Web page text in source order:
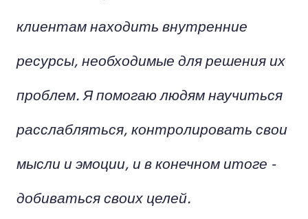
клиентам находить внутренние
ресурсы, необходимые для решения их
проблем. Я помогаю людям научиться
расслабляться, контролировать свои
мысли и эмоции, и в конечном итоге -
добиваться своих целей.